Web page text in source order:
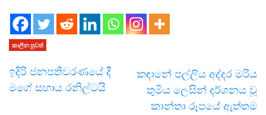
කාලීන පුවත්
ඉදිරි ජනපතිවරණයේ දී
මගේ සහාය රනිල්ටයි
කඳානේ පල්ලිය අද්දර මරිය
තුමිය ලෙසින් දර්ශනය වූ
කාන්තා රූපයේ ඇත්තම